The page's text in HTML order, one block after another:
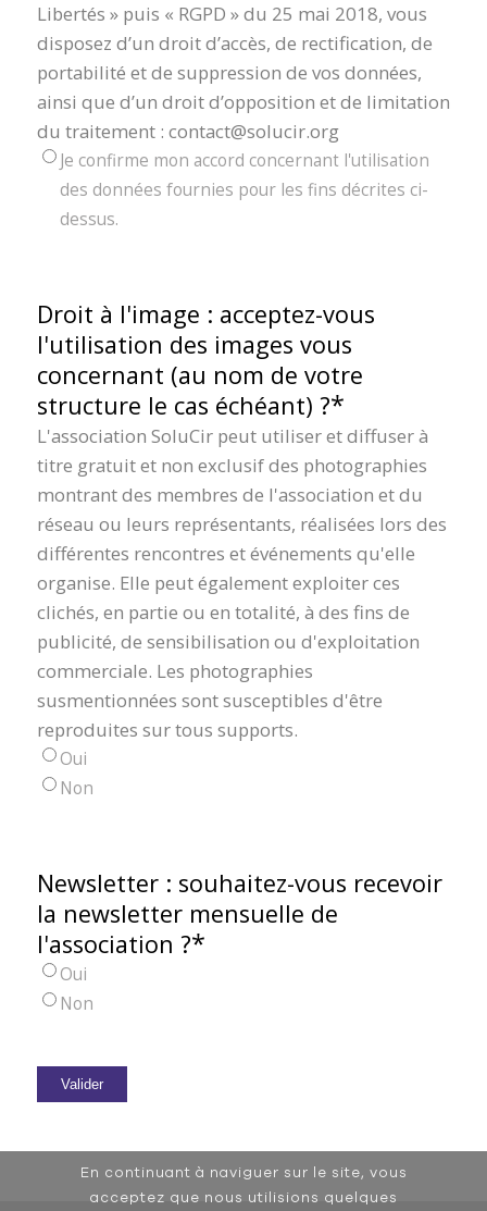
Libertés » puis « RGPD » du 25 mai 2018, vous
disposez d’un droit d’accès, de rectification, de
portabilité et de suppression de vos données,
ainsi que d’un droit d’opposition et de limitation
du traitement : contact@solucir.org
Je confirme mon accord concernant l'utilisation
des données fournies pour les fins décrites ci-
dessus.
Droit à l'image : acceptez-vous
l'utilisation des images vous
concernant (au nom de votre
structure le cas échéant) ?*
L'association SoluCir peut utiliser et diffuser à
titre gratuit et non exclusif des photographies
montrant des membres de l'association et du
réseau ou leurs représentants, réalisées lors des
différentes rencontres et événements qu'elle
organise. Elle peut également exploiter ces
clichés, en partie ou en totalité, à des fins de
publicité, de sensibilisation ou d'exploitation
commerciale. Les photographies
susmentionnées sont susceptibles d'être
reproduites sur tous supports.
Oui
Non
Newsletter : souhaitez-vous recevoir
la newsletter mensuelle de
l'association ?*
Oui
Non
Valider
En continuant à naviguer sur le site, vous
acceptez que nous utilisions quelques